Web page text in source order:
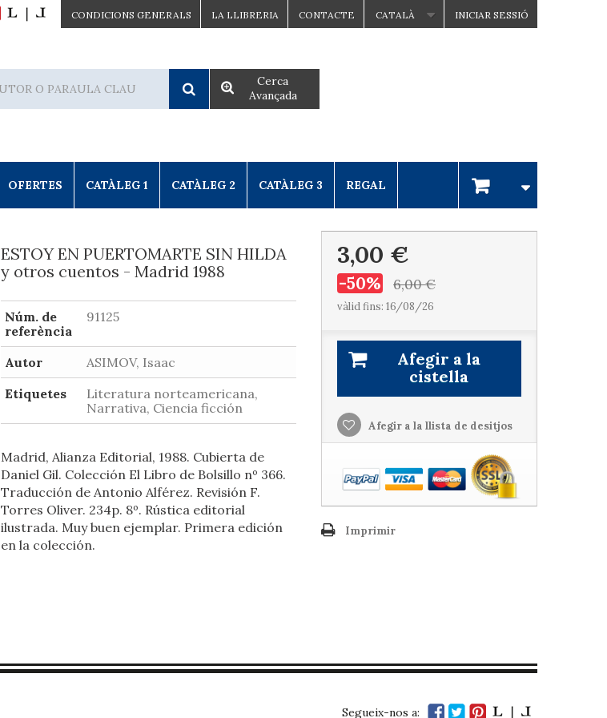
INICIAR SESSIÓ
CATALÀ
CONTACTE
LA LLIBRERIA
CONDICIONS GENERALS
Cerca
Avançada
OFERTES CATÀLEG 1 CATÀLEG 2 CATÀLEG 3 REGAL
ESTOY EN PUERTOMARTE SIN HILDA
y otros cuentos - Madrid 1988
Núm. de
referència
91125
Autor
ASIMOV, Isaac
Etiquetes
Literatura norteamericana,
Narrativa, Ciencia ficción
Madrid, Alianza Editorial, 1988. Cubierta de
Daniel Gil. Colección El Libro de Bolsillo nº 366.
Traducción de Antonio Alférez. Revisión F.
Torres Oliver. 234p. 8º. Rústica editorial
ilustrada. Muy buen ejemplar. Primera edición
en la colección.
3,00 €
-50% 6,00 €
vàlid fins: 16/08/26
Afegir a la
cistella
Afegir a la llista de desitjos
Imprimir
Segueix-nos a: